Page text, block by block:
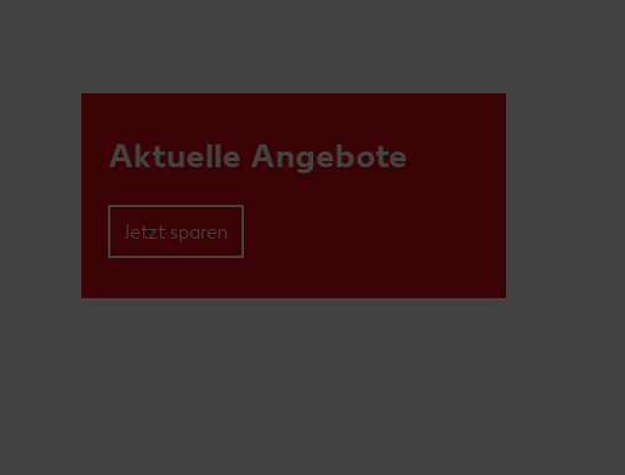
Aktuelle Angebote
Jetzt sparen